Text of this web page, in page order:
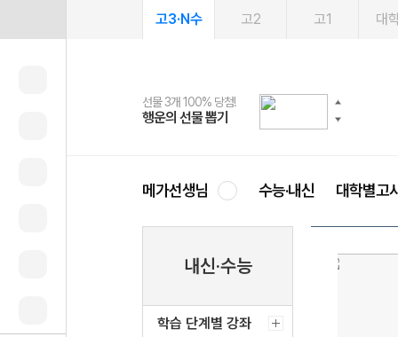
고3·N수 고2 고1 대
선물 3개 100% 당첨!
행운의 선물 뽑기
선물 100% 증정!
메가스터디 X 올리브
2027 러셀 단과
강사 공개선발
스마트러닝앱
설문 EVENT
메가패스
3일 무료 체험권
메가패스 수강생 무료혜택!
메가클럽 멤버십
사회공헌 캠페인
희망이룸 메가나눔
메가선생님 수능·내신 대학별고
내신·수능
학습 단계별 강좌